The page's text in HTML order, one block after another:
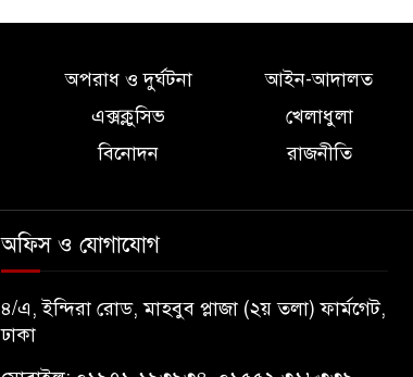
অপরাধ ও দুর্ঘটনা আইন-আদালত
এক্সক্লুসিভ
খেলাধুলা
বিনোদন
রাজনীতি
অফিস ও যোগাযোগ
৪/এ, ইন্দিরা রোড, মাহবুব প্লাজা (২য় তলা) ফার্মগেট,
ঢাকা